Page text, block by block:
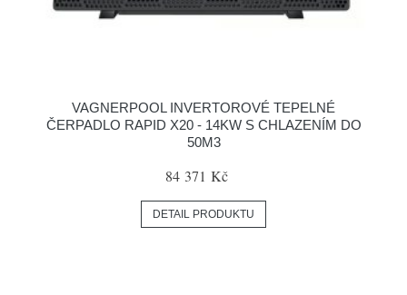
VAGNERPOOL INVERTOROVÉ TEPELNÉ
ČERPADLO RAPID X20 - 14KW S CHLAZENÍM DO
50M3
84 371 Kč
DETAIL PRODUKTU